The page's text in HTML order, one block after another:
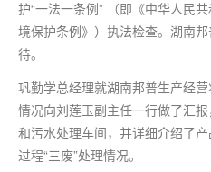
护“一法一条例” （即《中华人民
境保护条例》）执法检查。湖南
待。
巩勤学总经理就湖南邦普生产经
情况向刘莲玉副主任一行做了汇
和污水处理车间，并详细介绍了
过程“三废”处理情况。